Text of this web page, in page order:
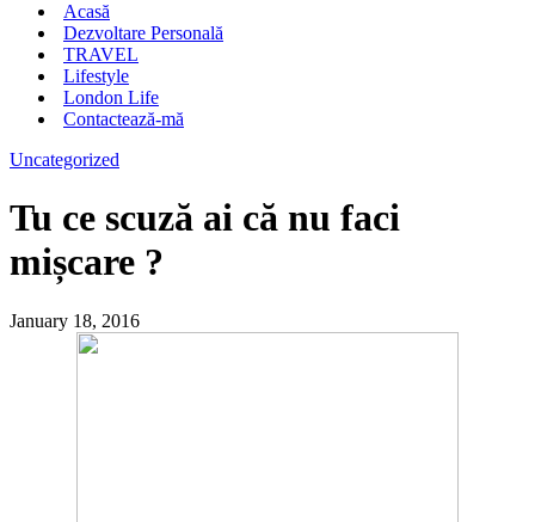
Acasă
Dezvoltare Personală
TRAVEL
Lifestyle
London Life
Contactează-mă
Uncategorized
Tu ce scuză ai că nu faci
mișcare ?
January 18, 2016